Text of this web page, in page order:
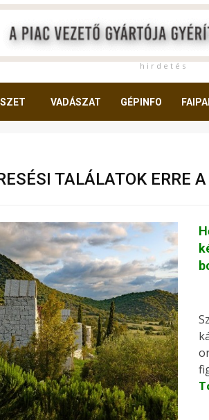
h i r d e t é s
VADÁSZAT GÉPINFO
TALÁLATOK ERRE